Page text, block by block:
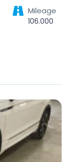
Mileage
106.000